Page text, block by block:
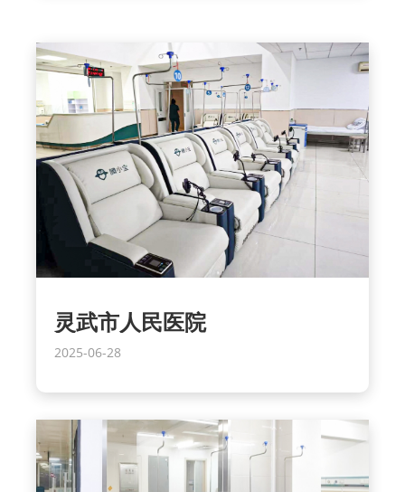
灵武市人民医院
2025-06-28